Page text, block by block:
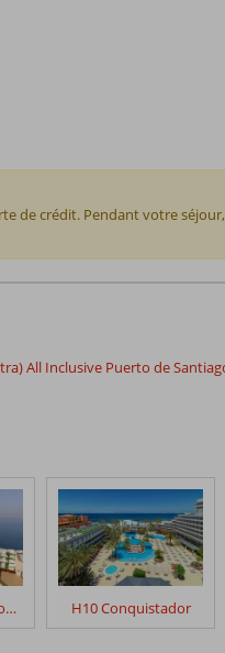
de crédit. Pendant votre
All Inclusive Puerto de
Iberostar Waves Bouganville Playa H10 Conquistador